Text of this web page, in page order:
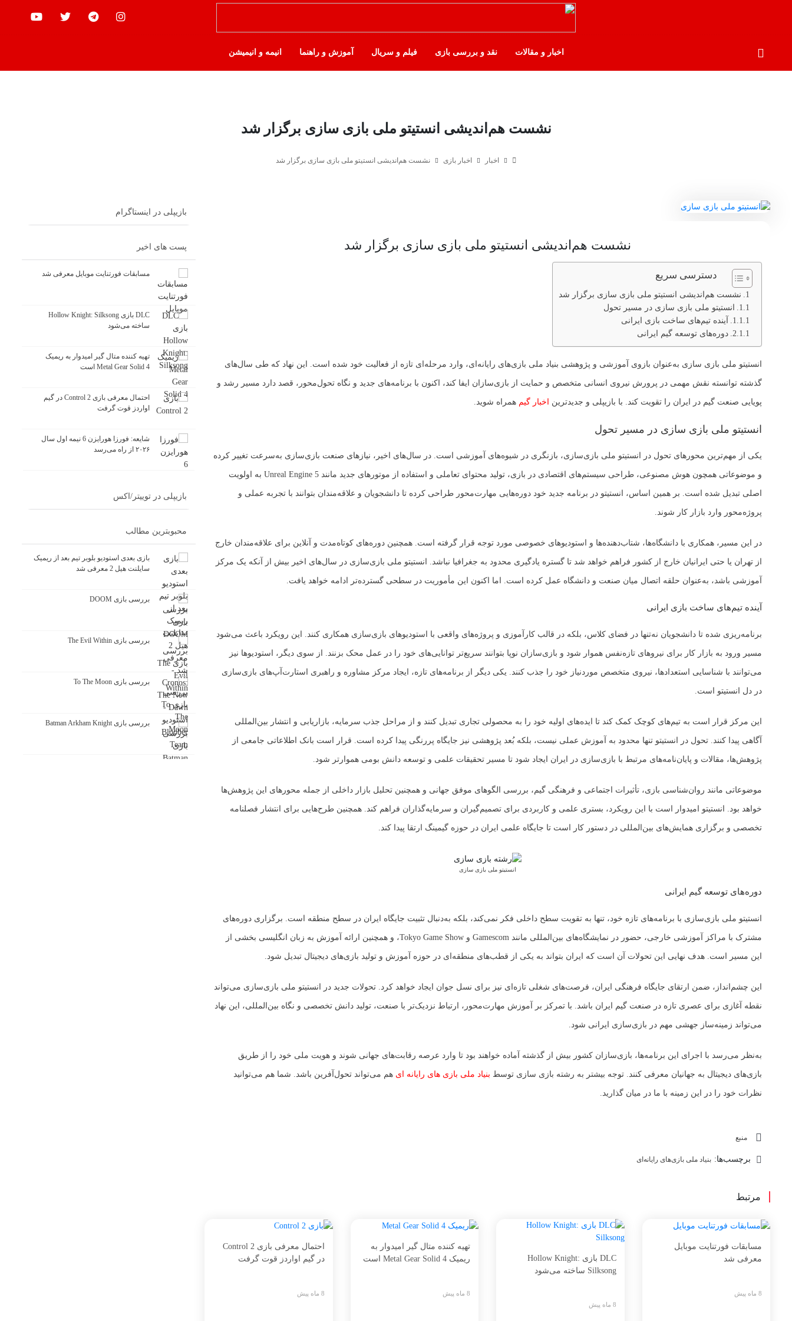
اخبار و مقالات نقد و بررسی بازی فیلم و سریال آموزش و راهنما انیمه و انیمیشن
نشست هم‌اندیشی انستیتو ملی بازی سازی برگزار شد
اخبار اخبار بازی نشست هم‌اندیشی انستیتو ملی بازی سازی برگزار شد
نشست هم‌اندیشی انستیتو ملی بازی سازی برگزار شد
دسترسی سریع
نشست هم‌اندیشی انستیتو ملی بازی سازی برگزار شد
انستیتو ملی بازی سازی در مسیر تحول
آینده تیم‌های ساخت بازی ایرانی
دوره‌های توسعه گیم ایرانی
انستیتو ملی بازی سازی به‌عنوان بازوی آموزشی و پژوهشی بنیاد ملی بازی‌های رایانه‌ای، وارد مرحله‌ای تازه از فعالیت خود شده است. این نهاد که طی سال‌های
گذشته توانسته نقش مهمی در پرورش نیروی انسانی متخصص و حمایت از بازی‌سازان ایفا کند، اکنون با برنامه‌های جدید و نگاه تحول‌محور، قصد دارد مسیر رشد و
پویایی صنعت گیم در ایران را تقویت کند. با بازیپلی و جدیدترین اخبار گیم همراه شوید.
انستیتو ملی بازی سازی در مسیر تحول
یکی از مهم‌ترین محورهای تحول در انستیتو ملی بازی‌سازی، بازنگری در شیوه‌های آموزشی است. در سال‌های اخیر، نیازهای صنعت بازی‌سازی به‌سرعت تغییر کرده
و موضوعاتی همچون هوش مصنوعی، طراحی سیستم‌های اقتصادی در بازی، تولید محتوای تعاملی و استفاده از موتورهای جدید مانند Unreal Engine 5 به اولویت
اصلی تبدیل شده است. بر همین اساس، انستیتو در برنامه جدید خود دوره‌هایی مهارت‌محور طراحی کرده تا دانشجویان و علاقه‌مندان بتوانند با تجربه عملی و
پروژه‌محور وارد بازار کار شوند.
در این مسیر، همکاری با دانشگاه‌ها، شتاب‌دهنده‌ها و استودیوهای خصوصی مورد توجه قرار گرفته است. همچنین دوره‌های کوتاه‌مدت و آنلاین برای علاقه‌مندان خارج
از تهران یا حتی ایرانیان خارج از کشور فراهم خواهد شد تا گستره یادگیری محدود به جغرافیا نباشد. انستیتو ملی بازی‌سازی در سال‌های اخیر بیش از آنکه یک مرکز
آموزشی باشد، به‌عنوان حلقه اتصال میان صنعت و دانشگاه عمل کرده است. اما اکنون این مأموریت در سطحی گسترده‌تر ادامه خواهد یافت.
آینده تیم‌های ساخت بازی ایرانی
برنامه‌ریزی شده تا دانشجویان نه‌تنها در فضای کلاس، بلکه در قالب کارآموزی و پروژه‌های واقعی با استودیوهای بازی‌سازی همکاری کنند. این رویکرد باعث می‌شود
مسیر ورود به بازار کار برای نیروهای تازه‌نفس هموار شود و بازی‌سازان نوپا بتوانند سریع‌تر توانایی‌های خود را در عمل محک بزنند. از سوی دیگر، استودیوها نیز
می‌توانند با شناسایی استعدادها، نیروی متخصص موردنیاز خود را جذب کنند. یکی دیگر از برنامه‌های تازه، ایجاد مرکز مشاوره و راهبری استارت‌آپ‌های بازی‌سازی
در دل انستیتو است.
این مرکز قرار است به تیم‌های کوچک کمک کند تا ایده‌های اولیه خود را به محصولی تجاری تبدیل کنند و از مراحل جذب سرمایه، بازاریابی و انتشار بین‌المللی
آگاهی پیدا کنند. تحول در انستیتو تنها محدود به آموزش عملی نیست، بلکه بُعد پژوهشی نیز جایگاه پررنگی پیدا کرده است. قرار است بانک اطلاعاتی جامعی از
پژوهش‌ها، مقالات و پایان‌نامه‌های مرتبط با بازی‌سازی در ایران ایجاد شود تا مسیر تحقیقات علمی و توسعه دانش بومی هموارتر شود.
موضوعاتی مانند روان‌شناسی بازی، تأثیرات اجتماعی و فرهنگی گیم، بررسی الگوهای موفق جهانی و همچنین تحلیل بازار داخلی از جمله محورهای این پژوهش‌ها
خواهد بود. انستیتو امیدوار است با این رویکرد، بستری علمی و کاربردی برای تصمیم‌گیران و سرمایه‌گذاران فراهم کند. همچنین طرح‌هایی برای انتشار فصلنامه
تخصصی و برگزاری همایش‌های بین‌المللی در دستور کار است تا جایگاه علمی ایران در حوزه گیمینگ ارتقا پیدا کند.
انستیتو ملی بازی سازی
دوره‌های توسعه گیم ایرانی
انستیتو ملی بازی‌سازی با برنامه‌های تازه خود، تنها به تقویت سطح داخلی فکر نمی‌کند، بلکه به‌دنبال تثبیت جایگاه ایران در سطح منطقه است. برگزاری دوره‌های
مشترک با مراکز آموزشی خارجی، حضور در نمایشگاه‌های بین‌المللی مانند Gamescom و Tokyo Game Show، و همچنین ارائه آموزش به زبان انگلیسی بخشی از
این مسیر است. هدف نهایی این تحولات آن است که ایران بتواند به یکی از قطب‌های منطقه‌ای در حوزه آموزش و تولید بازی‌های دیجیتال تبدیل شود.
این چشم‌انداز، ضمن ارتقای جایگاه فرهنگی ایران، فرصت‌های شغلی تازه‌ای نیز برای نسل جوان ایجاد خواهد کرد. تحولات جدید در انستیتو ملی بازی‌سازی می‌تواند
نقطه آغازی برای عصری تازه در صنعت گیم ایران باشد. با تمرکز بر آموزش مهارت‌محور، ارتباط نزدیک‌تر با صنعت، تولید دانش تخصصی و نگاه بین‌المللی، این نهاد
می‌تواند زمینه‌ساز جهشی مهم در بازی‌سازی ایرانی شود.
به‌نظر می‌رسد با اجرای این برنامه‌ها، بازی‌سازان کشور بیش از گذشته آماده خواهند بود تا وارد عرصه رقابت‌های جهانی شوند و هویت ملی خود را از طریق
بازی‌های دیجیتال به جهانیان معرفی کنند. توجه بیشتر به رشته بازی سازی توسط بنیاد ملی بازی های رایانه ای هم می‌تواند تحول‌آفرین باشد. شما هم می‌توانید
نظرات خود را در این زمینه با ما در میان گذارید.
منبع
برچسب‌ها: بنیاد ملی بازی‌های رایانه‌ای
مرتبط
مسابقات فورتنایت موبایل
معرفی شد
8 ماه پیش
DLC بازی Hollow Knight:
Silksong ساخته می‌شود
8 ماه پیش
تهیه کننده متال گیر امیدوار به
ریمیک Metal Gear Solid 4 است
8 ماه پیش
احتمال معرفی بازی Control 2
در گیم اواردز قوت گرفت
8 ماه پیش
بازیپلی در اینستاگرام
پست های اخیر
مسابقات فورتنایت موبایل معرفی شد
DLC بازی Hollow Knight: Silksong
ساخته می‌شود
تهیه کننده متال گیر امیدوار به ریمیک
Metal Gear Solid 4 است
احتمال معرفی بازی Control 2 در گیم
اواردز قوت گرفت
شایعه: فورزا هورایزن 6 نیمه اول سال
۲۰۲۶ از راه می‌رسد
بازیپلی در توییتر/اکس
محبوبترین مطالب
بازی بعدی استودیو بلوبر تیم بعد از ریمیک
سایلنت هیل 2 معرفی شد
بررسی بازی DOOM
بررسی بازی The Evil Within
بررسی بازی To The Moon
بررسی بازی Batman Arkham Knight